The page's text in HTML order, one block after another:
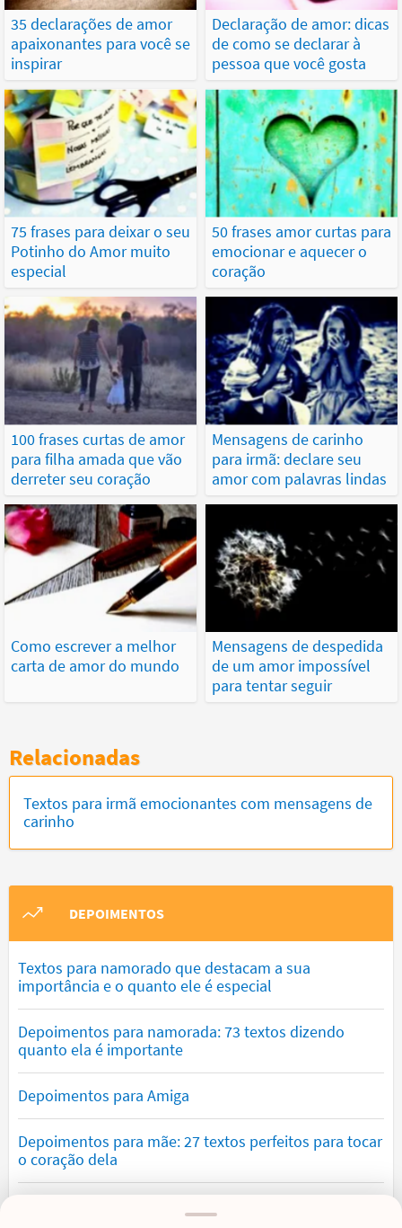
35 declarações de amor
apaixonantes para você se
inspirar
Declaração de amor: dicas
de como se declarar à
pessoa que você gosta
75 frases para deixar o seu
Potinho do Amor muito
especial
50 frases amor curtas para
emocionar e aquecer o
coração
100 frases curtas de amor
para filha amada que vão
derreter seu coração
Mensagens de carinho
para irmã: declare seu
amor com palavras lindas
Como escrever a melhor
carta de amor do mundo
Mensagens de despedida
de um amor impossível
para tentar seguir
Relacionadas
Textos para irmã emocionantes com mensagens de
carinho
DEPOIMENTOS
Textos para namorado que destacam a sua
importância e o quanto ele é especial
Depoimentos para namorada: 73 textos dizendo
quanto ela é importante
Depoimentos para Amiga
Depoimentos para mãe: 27 textos perfeitos para tocar
o coração dela